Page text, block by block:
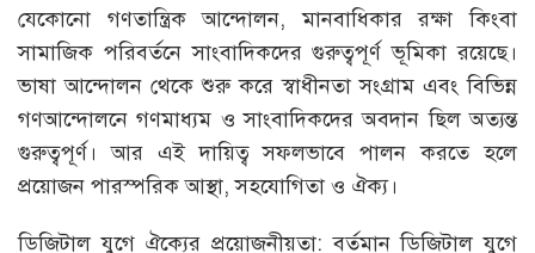
যেকোনো গণতান্ত্রিক আন্দোলন, মানবাধিকার রক্ষা কিংবা
সামাজিক পরিবর্তনে সাংবাদিকদের গুরুত্বপূর্ণ ভূমিকা রয়েছে।
ভাষা আন্দোলন থেকে শুরু করে স্বাধীনতা সংগ্রাম এবং বিভিন্ন
গণআন্দোলনে গণমাধ্যম ও সাংবাদিকদের অবদান ছিল অত্যন্ত
গুরুত্বপূর্ণ। আর এই দায়িত্ব সফলভাবে পালন করতে হলে
প্রয়োজন পারস্পরিক আস্থা, সহযোগিতা ও ঐক্য।
ডিজিটাল যুগে ঐক্যের প্রয়োজনীয়তা: বর্তমান ডিজিটাল যুগে